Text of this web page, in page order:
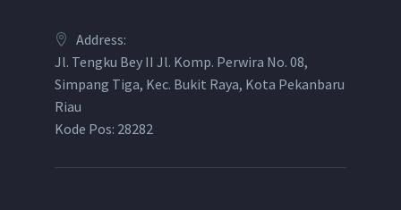
Address:
Jl. Tengku Bey II Jl. Komp. Perwira No. 08,
Simpang Tiga, Kec. Bukit Raya, Kota Pekanbaru
Riau
Kode Pos: 28282